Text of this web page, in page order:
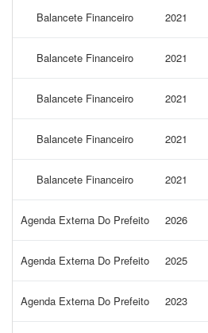
Balancete Financeiro 2021
Balancete Financeiro 2021
Balancete Financeiro 2021
Balancete Financeiro 2021
Balancete Financeiro 2021
Agenda Externa Do Prefeito 2026
Agenda Externa Do Prefeito 2025
Agenda Externa Do Prefeito 2023